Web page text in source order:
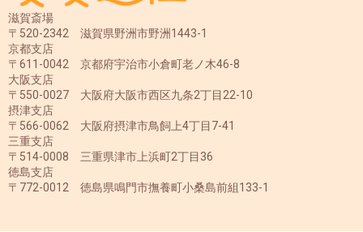
滋賀斎場
〒520-2342 滋賀県野洲市野洲1443-1
京都支店
〒611-0042 京都府宇治市小倉町老ノ木46-8
大阪支店
〒550-0027 大阪府大阪市西区九条2丁目22-10
摂津支店
〒566-0062 大阪府摂津市鳥飼上4丁目7-41
三重支店
〒514-0008 三重県津市上浜町2丁目36
徳島支店
〒772-0012 徳島県鳴門市撫養町小桑島前組133-1